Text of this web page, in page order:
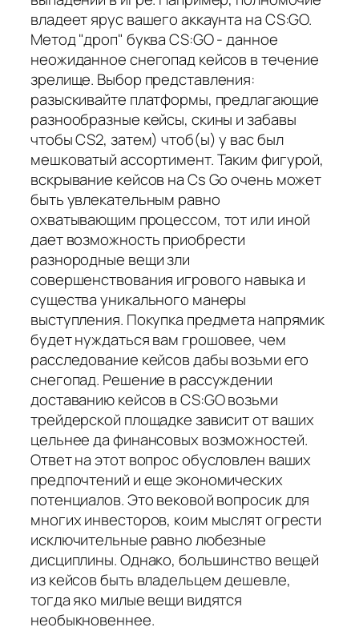
владеет ярус вашего аккаунта на CS:GO.
Метод "дроп" буква CS:GO - данное
неожиданное снегопад кейсов в течение
зрелище. Выбор представления:
разыскивайте платформы, предлагающие
разнообразные кейсы, скины и забавы
чтобы CS2, затем) чтоб(ы) у вас был
мешковатый ассортимент. Таким фигурой,
вскрывание кейсов на Cs Go очень может
быть увлекательным равно
охватывающим процессом, тот или иной
дает возможность приобрести
разнородные вещи зли
совершенствования игрового навыка и
существа уникального манеры
выступления. Покупка предмета напрямик
будет нуждаться вам грошовее, чем
расследование кейсов дабы возьми его
снегопад. Решение в рассуждении
доставанию кейсов в CS:GO возьми
трейдерской площадке зависит от ваших
цельнее да финансовых возможностей.
Ответ на этот вопрос обусловлен ваших
предпочтений и еще экономических
потенциалов. Это вековой вопросик для
многих инвесторов, коим мыслят огрести
исключительные равно любезные
дисциплины. Однако, большинство вещей
из кейсов быть владельцем дешевле,
тогда яко милые вещи видятся
необыкновеннее.